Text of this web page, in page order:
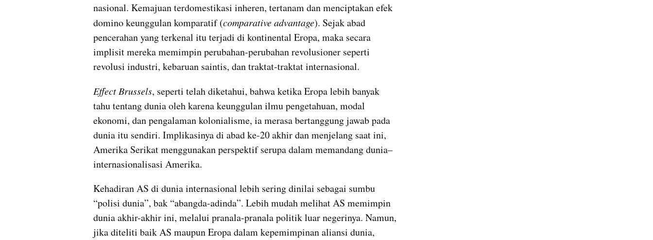
nasional. Kemajuan terdomestikasi inheren, tertanam dan menciptakan efek
domino keunggulan komparatif (comparative advantage). Sejak abad
pencerahan yang terkenal itu terjadi di kontinental Eropa, maka secara
implisit mereka memimpin perubahan-perubahan revolusioner seperti
revolusi industri, kebaruan saintis, dan traktat-traktat internasional.
Effect Brussels, seperti telah diketahui, bahwa ketika Eropa lebih banyak
tahu tentang dunia oleh karena keunggulan ilmu pengetahuan, modal
ekonomi, dan pengalaman kolonialisme, ia merasa bertanggung jawab pada
dunia itu sendiri. Implikasinya di abad ke-20 akhir dan menjelang saat ini,
Amerika Serikat menggunakan perspektif serupa dalam memandang dunia–
internasionalisasi Amerika.
Kehadiran AS di dunia internasional lebih sering dinilai sebagai sumbu
“polisi dunia”, bak “abangda-adinda”. Lebih mudah melihat AS memimpin
dunia akhir-akhir ini, melalui pranala-pranala politik luar negerinya. Namun,
jika diteliti baik AS maupun Eropa dalam kepemimpinan aliansi dunia,